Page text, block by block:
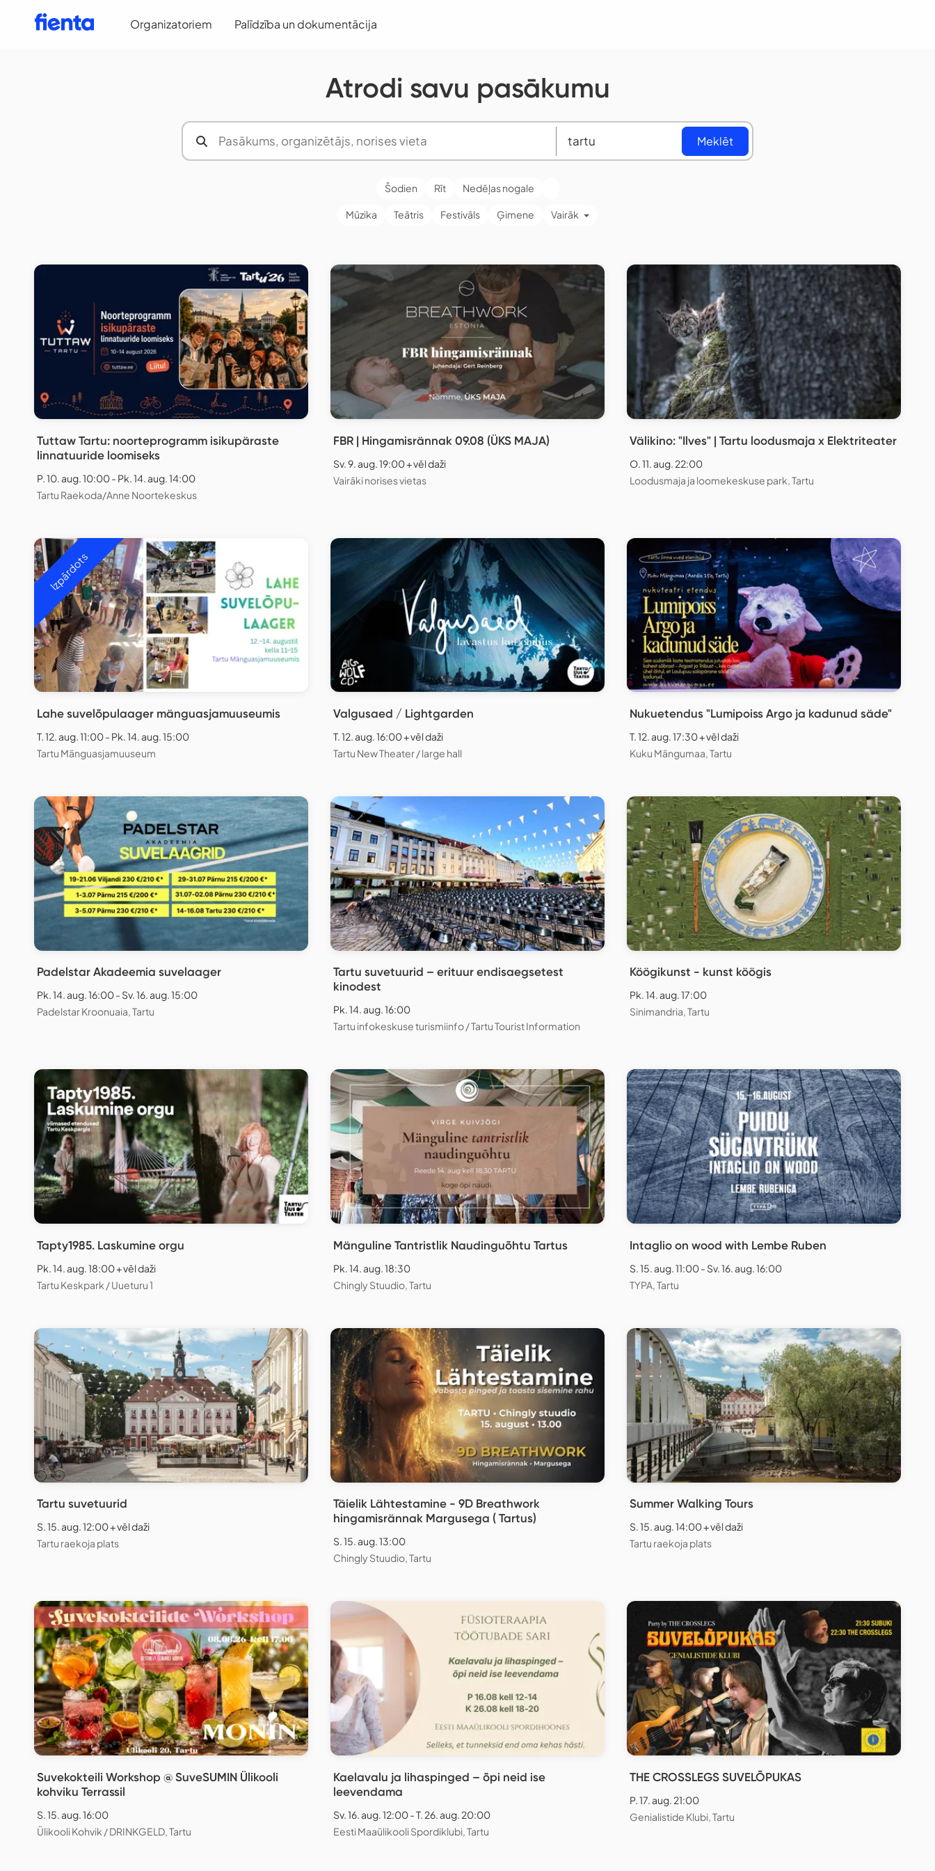
Organizatoriem Palīdzība un dokumentācija
Atrodi savu pasākumu
Meklēt
Šodien Rīt Nedēļas nogale
Mūzika Teātris Festivāls Ģimene Vairāk
Tuttaw Tartu: noorteprogramm isikupäraste
linnatuuride loomiseks
P. 10. aug. 10:00 - Pk. 14. aug. 14:00
Tartu Raekoda/Anne Noortekeskus
FBR | Hingamisrännak 09.08 (ÜKS MAJA)
Sv. 9. aug. 19:00 + vēl daži
Vairāki norises vietas
Välikino: "Ilves" | Tartu loodusmaja x Elektriteater
O. 11. aug. 22:00
Loodusmaja ja loomekeskuse park, Tartu
Izpārdots
Lahe suvelõpulaager mänguasjamuuseumis
T. 12. aug. 11:00 - Pk. 14. aug. 15:00
Tartu Mänguasjamuuseum
Valgusaed / Lightgarden
T. 12. aug. 16:00 + vēl daži
Tartu New Theater / large hall
Nukuetendus "Lumipoiss Argo ja kadunud säde"
T. 12. aug. 17:30 + vēl daži
Kuku Mängumaa, Tartu
Padelstar Akadeemia suvelaager
Pk. 14. aug. 16:00 - Sv. 16. aug. 15:00
Padelstar Kroonuaia, Tartu
Tartu suvetuurid – erituur endisaegsetest
kinodest
Pk. 14. aug. 16:00
Tartu infokeskuse turismiinfo / Tartu Tourist Information
Köögikunst - kunst köögis
Pk. 14. aug. 17:00
Sinimandria, Tartu
Tapty1985. Laskumine orgu
Pk. 14. aug. 18:00 + vēl daži
Tartu Keskpark / Uueturu 1
Mänguline Tantristlik Naudinguõhtu Tartus
Pk. 14. aug. 18:30
Chingly Stuudio, Tartu
Intaglio on wood with Lembe Ruben
S. 15. aug. 11:00 - Sv. 16. aug. 16:00
TYPA, Tartu
Tartu suvetuurid
S. 15. aug. 12:00 + vēl daži
Tartu raekoja plats
Täielik Lähtestamine - 9D Breathwork
hingamisrännak Margusega ( Tartus)
S. 15. aug. 13:00
Chingly Stuudio, Tartu
Summer Walking Tours
S. 15. aug. 14:00 + vēl daži
Tartu raekoja plats
Suvekokteili Workshop @ SuveSUMIN Ülikooli
kohviku Terrassil
S. 15. aug. 16:00
Ülikooli Kohvik / DRINKGELD, Tartu
Kaelavalu ja lihaspinged – õpi neid ise
leevendama
Sv. 16. aug. 12:00 - T. 26. aug. 20:00
Eesti Maaülikooli Spordiklubi, Tartu
THE CROSSLEGS SUVELÕPUKAS
P. 17. aug. 21:00
Genialistide Klubi, Tartu